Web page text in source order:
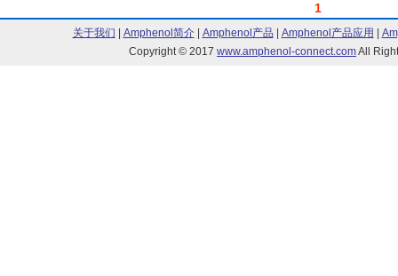
1
关于我们 Amphenol简介| Amphenol产品 Amphenol产品应用
Copyright © 2017 www.amphenol-connect.comAll